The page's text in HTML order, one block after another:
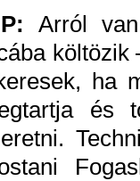
Arról
költözik
ha
és